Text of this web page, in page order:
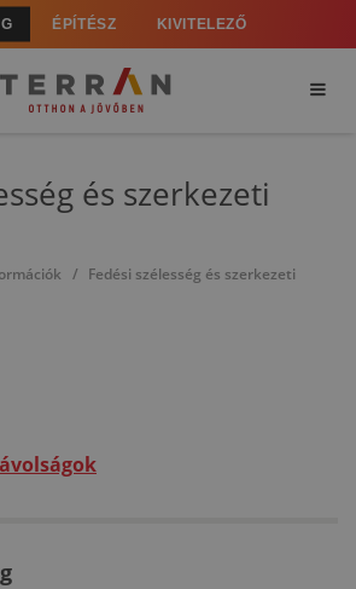
ÉPÍTÉSZ KIVITELEZŐ
és szerkezeti
Fedési szélesség és szerkezeti